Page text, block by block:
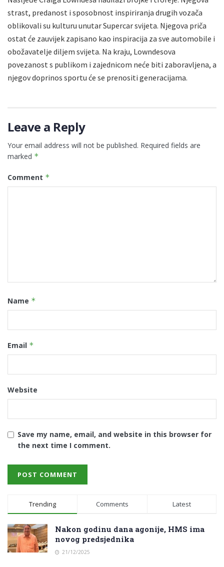
strast, predanost i sposobnost inspiriranja drugih vozača
oblikovali su kulturu unutar Supercar svijeta. Njegova priča
ostat će zauvijek zapisano kao inspiracija za sve automobile i
obožavatelje diljem svijeta. Na kraju, Lowndesova
povezanost s publikom i zajednicom neće biti zaboravljena, a
njegov doprinos sportu će se prenositi generacijama.
Leave a Reply
Your email address will not be published. Required fields are
marked *
Comment *
Name *
Email *
Website
Save my name, email, and website in this browser for
the next time I comment.
Trending Comments Latest
Nakon godinu dana agonije, HMS ima
novog predsjednika
21/12/2025